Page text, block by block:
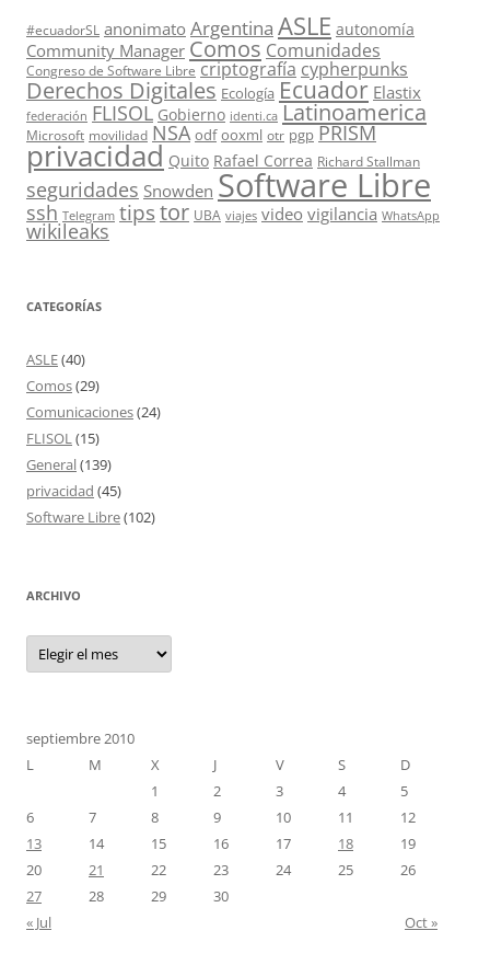
#ecuadorSL anonimato Argentina ASLE autonomía
Community Manager Comos Comunidades
Congreso de Software Libre criptografía cypherpunks
Derechos Digitales Ecología Ecuador Elastix
federación FLISOL Gobierno identi.ca Latinoamerica
Microsoft movilidad NSA odf ooxml otr pgp PRISM
privacidad Quito Rafael Correa Richard Stallman
seguridades Snowden Software Libre
ssh Telegram tips tor UBA viajes video vigilancia WhatsApp
wikileaks
CATEGORÍAS
ASLE(40)
Comos(29)
Comunicaciones(24)
FLISOL(15)
General(139)
privacidad (45)
Software Libre(102)
ARCHIVO
Archivo
septiembre 2010
L
M X J V S
D
1
2 3 4
5
6
7 8 9 10 11
12
13
14 15 16 17 18
19
20
21 22 23 24 25
26
27
28 29
30
« Jul
Oct »